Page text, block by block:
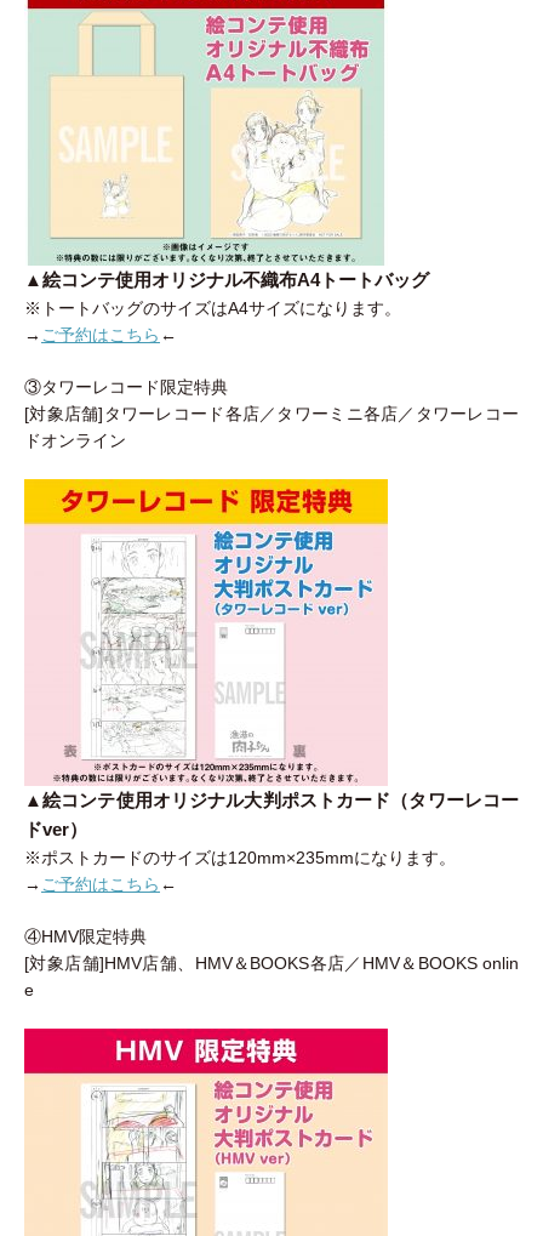
▲絵コンテ使用オリジナル不織布A4トートバッグ
※トートバッグのサイズはA4サイズになります。
→ ご予約はこちら ←
③タワーレコード限定特典
[対象店舗]タワーレコード各店／タワーミニ各店／タワーレコー
ドオンライン
▲絵コンテ使用オリジナル大判ポストカード（タワーレコー
ドver）
※ポストカードのサイズは120mm×235mmになります。
→ ご予約はこちら ←
④HMV限定特典
[対象店舗]HMV店舗、HMV＆BOOKS各店／HMV＆BOOKS onlin
e